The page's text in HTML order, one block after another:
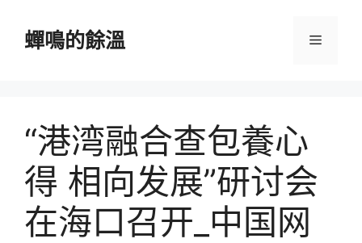
蟬鳴的餘溫 選
“港湾融合查包養心
得 相向发展”研讨会
在海口召开_中国网